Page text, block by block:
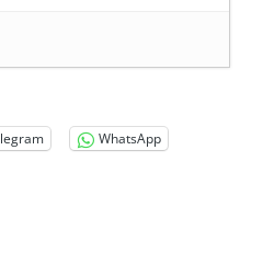
distruge pădurea
summitul climatic
2025
WhatsApp